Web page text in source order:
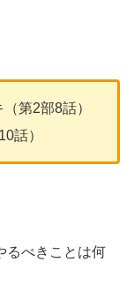
第2部8話）
話）
るべきことは何